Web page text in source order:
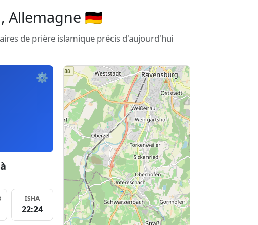
Allemagne 🇩🇪
de prière islamique précis d'aujourd'hui
⚙️
ISHA
22:24